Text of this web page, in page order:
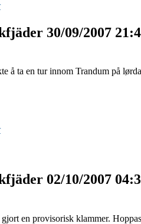
30/09/2007
å ta en tur innom Trandum på
02/10/2007
en provisorisk klammer.